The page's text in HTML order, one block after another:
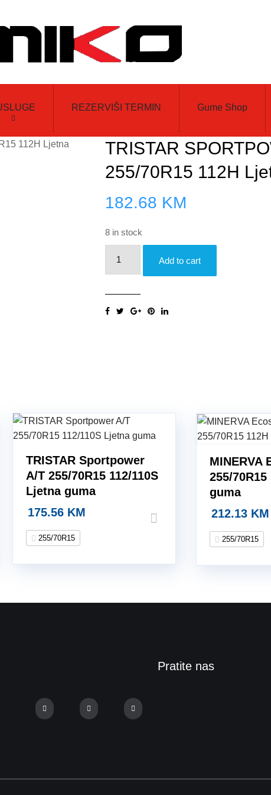
REZERVIŠI TERMIN Gume Shop
TRISTAR
255/70R15 112H
182.68 KM
8 in stock
SPORTPOWER
255/70R15
112H
Add to cart
TRISTAR Sportpower
A/T 255/70R15 112/110S
Ljetna guma
175.56 KM
255/70R15
MINERVA
255/
guma
212.13 KM
255/70R15
Pratite nas